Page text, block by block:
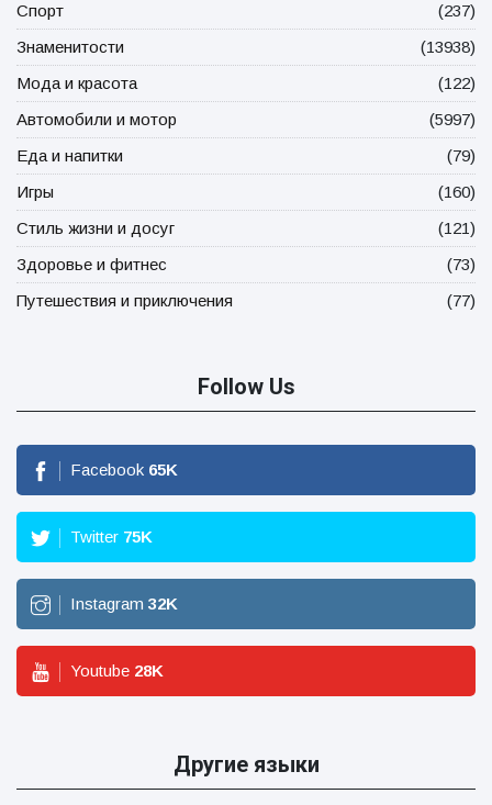
Спорт
(237)
Знаменитости
(13938)
Мода и красота
(122)
Автомобили и мотор
(5997)
Еда и напитки
(79)
Игры
(160)
Стиль жизни и досуг
(121)
Здоровье и фитнес
(73)
Путешествия и приключения
(77)
Follow Us
Facebook 65K
Twitter 75K
Instagram 32K
Youtube 28K
Другие языки